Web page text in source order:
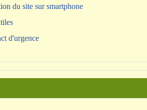
du site sur smartphone
d'urgence